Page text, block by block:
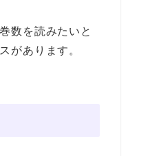
数を読みたいと
があります。